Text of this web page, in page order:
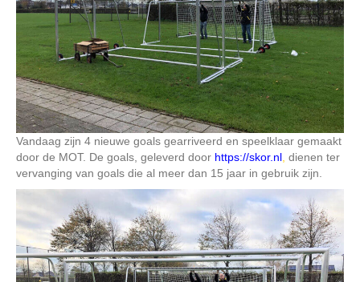
Vandaag zijn 4 nieuwe goals gearriveerd en speelklaar gemaakt
door de MOT. De goals, geleverd door https://skor.nl dienen ter
vervanging van goals die al meer dan 15 jaar in gebruik zijn.